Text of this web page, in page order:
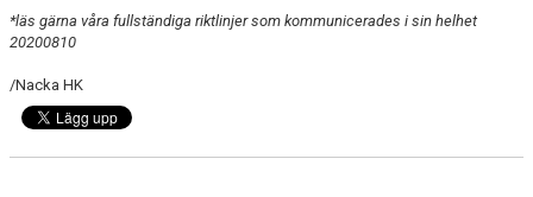
NYHETER - ARKIV
SVENSK HOCKEY TV
*läs gärna våra fullständiga riktlinjer som kommunicerades i sin helhet
20200810
/Nacka HK